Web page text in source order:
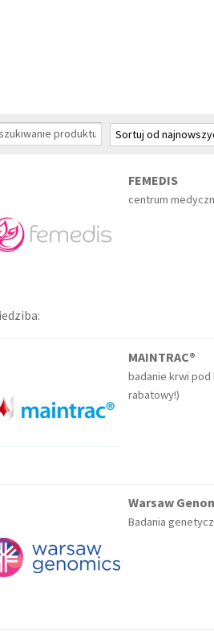
FEMEDIS
centrum
MAINTRAC®
badanie krwi pod
rabatowy!)
Warsaw
Badania